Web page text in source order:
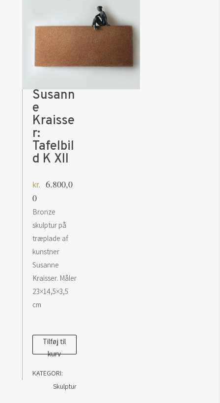
Susann
e
Kraisse
r:
Tafelbil
d K XII
kr.
6.800,0
0
Bronze
skulptur på
træplade af
kunstner
Susanne
Kraisser. Måler
23×14,5×3,5
cm
Susanne
Kraisser:
Tilføj til
kurv
KATEGORI:
Skulptur